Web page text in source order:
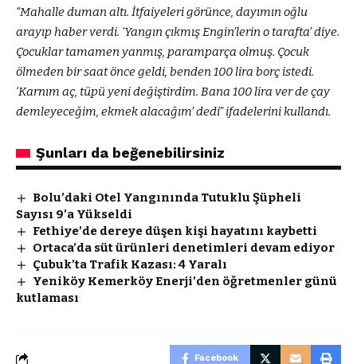
“Mahalle duman altı. İtfaiyeleri görünce, dayımın oğlu
arayıp haber verdi. ‘Yangın çıkmış Engin’lerin o tarafta’ diye.
Çocuklar tamamen yanmış, paramparça olmuş. Çocuk
ölmeden bir saat önce geldi, benden 100 lira borç istedi.
‘Karnım aç, tüpü yeni değiştirdim. Bana 100 lira ver de çay
demleyeceğim, ekmek alacağım’ dedi” ifadelerini kullandı.
Şunları da beğenebilirsiniz
Bolu’daki Otel Yangınında Tutuklu Şüpheli
Sayısı 9’a Yükseldi
Fethiye’de dereye düşen kişi hayatını kaybetti
Ortaca’da süt ürünleri denetimleri devam ediyor
Çubuk’ta Trafik Kazası: 4 Yaralı
Yeniköy Kemerköy Enerji’den öğretmenler günü
kutlaması
Facebook